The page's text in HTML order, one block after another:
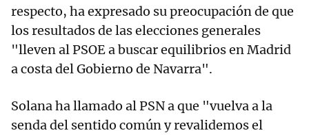
respecto, ha expresado su preocupación de que
los resultados de las elecciones generales
"lleven al PSOE a buscar equilibrios en Madrid
a costa del Gobierno de Navarra".
Solana ha llamado al PSN a que "vuelva a la
senda del sentido común y revalidemos el